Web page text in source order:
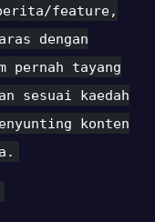
feature,
dengan
tayang
sesuai kaedah
konten